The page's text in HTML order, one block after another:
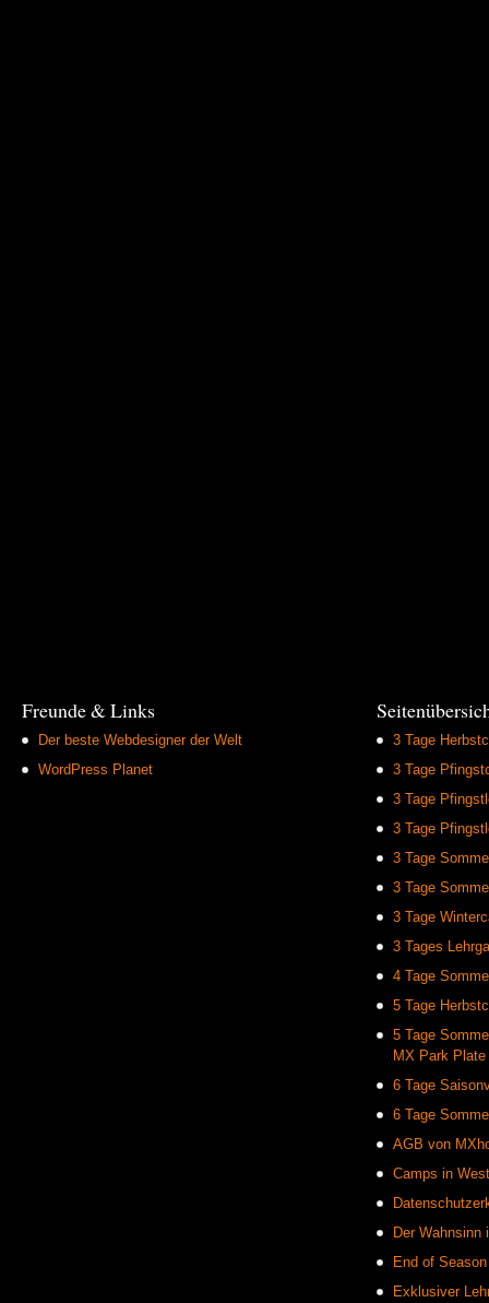
Freunde & Links
Der beste Webdesigner der Welt
WordPress Planet
3 Tage
3 Tage
3 Tage
3 Tage
3 Tage
3 Tage
3 Tage
3 Tages
4 Tage
5 Tage
5 Tage
MX Park Plate
6 Tage
6 Tage
AGB von
Camps in
Der Wahnsinn
End of
Exklusiver